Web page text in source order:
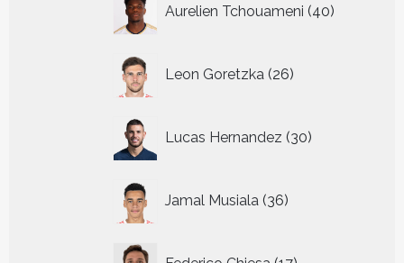
Aurelien Tchouameni 40
producten
Leon Goretzka 26
producten
Lucas Hernandez 30
producten
Jamal Musiala 36
producten